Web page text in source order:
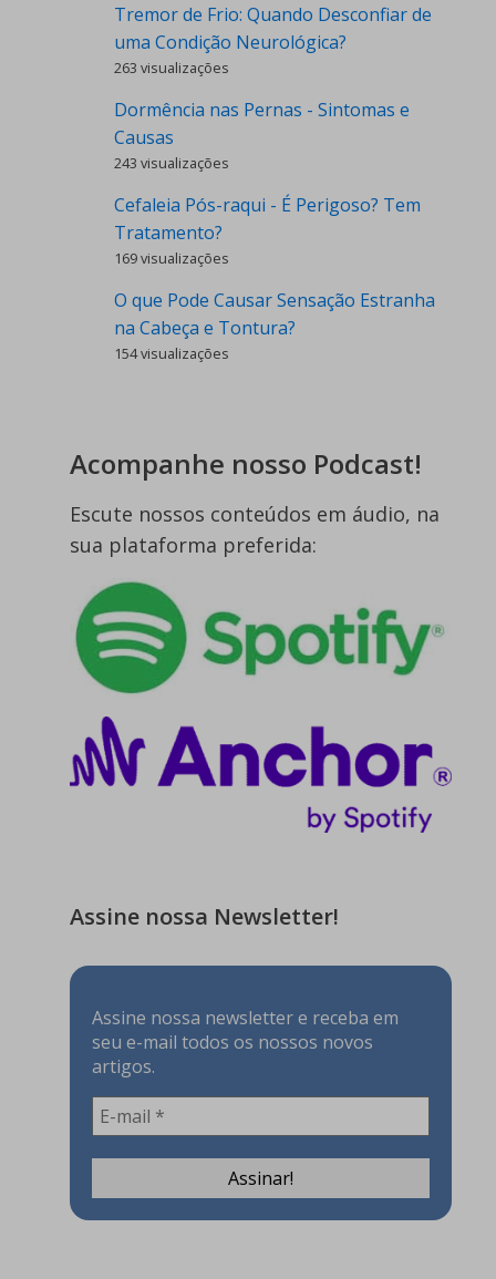
Tremor de Frio: Quando Desconfiar de
uma Condição Neurológica?
263 visualizações
Dormência nas Pernas - Sintomas e
Causas
243 visualizações
Cefaleia Pós-raqui - É Perigoso? Tem
Tratamento?
169 visualizações
O que Pode Causar Sensação Estranha
na Cabeça e Tontura?
154 visualizações
Acompanhe nosso Podcast!
Escute nossos conteúdos em áudio, na
sua plataforma preferida:
Assine nossa Newsletter!
Assine nossa newsletter e receba em
seu e-mail todos os nossos novos
artigos.